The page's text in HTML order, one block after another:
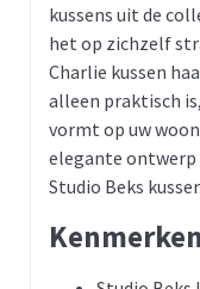
kussens uit de
het op zichzelf
Charlie kussen
alleen praktisch
vormt op uw
elegante ontwerp
Studio Beks
Kenmerken